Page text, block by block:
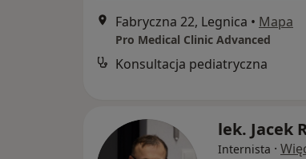
Fabryczna 22, Legnica • Mapa
Pro Medical Clinic Advanced
Konsultacja pediatryczna
lek. Jacek
Internista ·